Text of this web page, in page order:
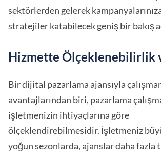
sektörlerden gelerek
stratejiler katabilecek geniş bir bakış
Hizmette Ölçeklenebilirlik
Bir dijital pazarlama ajansıyla
avantajlarından biri, pazarlama
işletmenizin ihtiyaçlarına göre
ölçeklendirebilmesidir. İşletmeniz
yoğun sezonlarda, ajanslar daha fazla